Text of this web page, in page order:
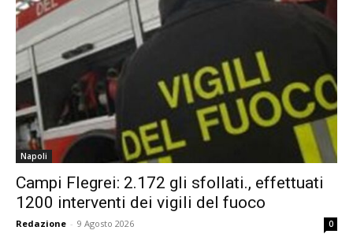
Napoli
Campi Flegrei: 2.172 gli sfollati., effettuati
1200 interventi dei vigili del fuoco
Redazione - 9 Agosto 2026 0